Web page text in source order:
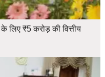
लिए ₹5 करोड़ की वित्तीय